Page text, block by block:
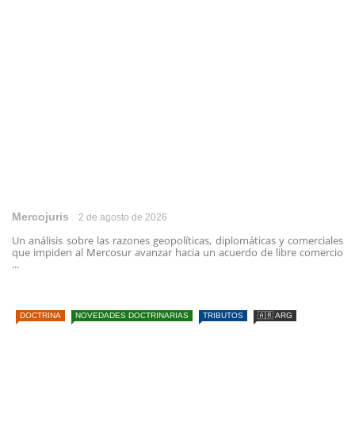
Mercojuris 2 de agosto de 2026
Un análisis sobre las razones geopolíticas, diplomáticas y comerciales
que impiden al Mercosur avanzar hacia un acuerdo de libre comercio
...
DOCTRINA NOVEDADES DOCTRINARIAS TRIBUTOS 🇦🇷 ARG